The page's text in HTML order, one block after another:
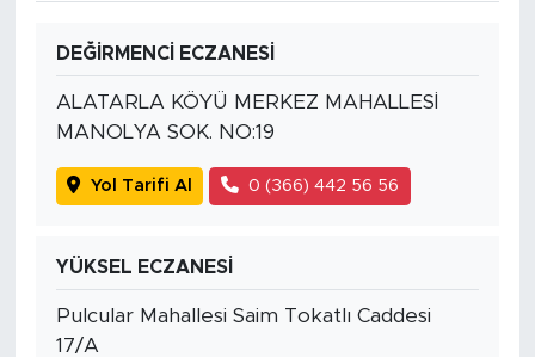
DEĞİRMENCİ ECZANESİ
ALATARLA KÖYÜ MERKEZ MAHALLESİ
MANOLYA SOK. NO:19
Yol Tarifi Al 0 (366) 442 56 56
YÜKSEL ECZANESİ
Pulcular Mahallesi Saim Tokatlı Caddesi
17/A